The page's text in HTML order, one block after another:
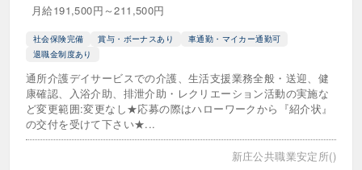
月給191,500円～211,500円
社会保険完備 賞与・ボーナスあり
車通勤・マイカー通勤可
退職金制度あり
通所介護デイサービスでの介護、生活支援業務全般・送迎、健
康確認、入浴介助、排泄介助・レクリエーション活動の実施な
ど変更範囲:変更なし★応募の際はハローワークから『紹介状』
の交付を受けて下さい★...
新庄公共職業安定所()